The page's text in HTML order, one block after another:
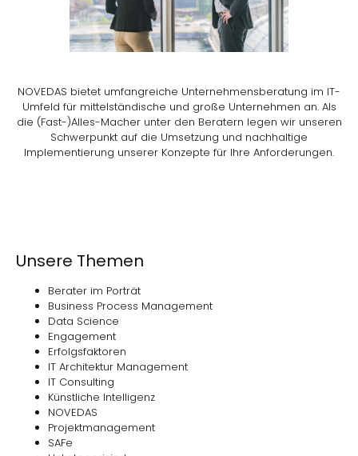
NOVEDAS bietet umfangreiche Unternehmensberatung im IT-
Umfeld für mittelständische und große Unternehmen an. Als
die (Fast-)Alles-Macher unter den Beratern legen wir unseren
Schwerpunkt auf die Umsetzung und nachhaltige
Implementierung unserer Konzepte für Ihre Anforderungen.
Unsere Themen
Berater im Porträt
Business Process Management
Data Science
Engagement
Erfolgsfaktoren
IT Architektur Management
IT Consulting
Künstliche Intelligenz
NOVEDAS
Projektmanagement
SAFe